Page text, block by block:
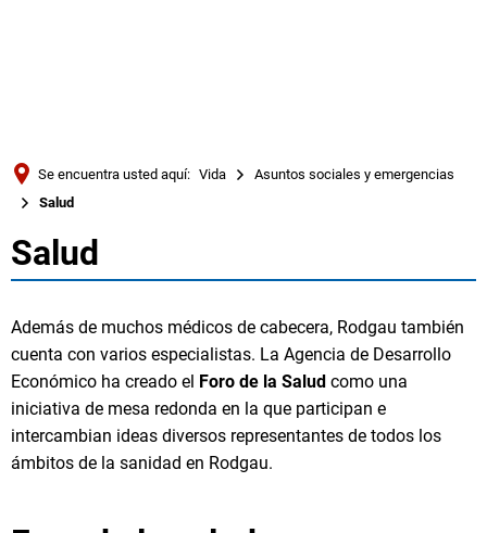
Se encuentra usted aquí: Vida
Asuntos sociales y emergencias
Salud
Salud
Salud
Además de muchos médicos de cabecera, Rodgau también
cuenta con varios especialistas. La Agencia de Desarrollo
Económico ha creado el Foro de la Salud como una
iniciativa de mesa redonda en la que participan e
intercambian ideas diversos representantes de todos los
ámbitos de la sanidad en Rodgau.